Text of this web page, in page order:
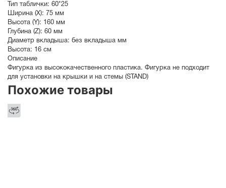
Тип таблички: 60*25
Ширина (X): 75 мм
Высота (Y): 160 мм
Глубина (Z): 60 мм
Диаметр вкладыша: без вкладыша мм
Высота:
16 см
Описание
Фигурка из высококачественного пластика. Фигурка не подходит
для установки на крышки и на стемы (STAND)
Похожие товары